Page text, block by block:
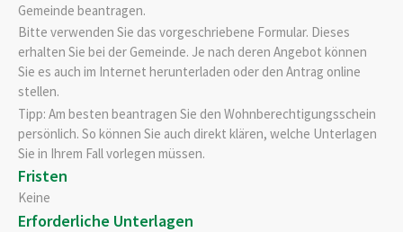
Gemeinde beantragen.
Bitte verwenden Sie das vorgeschriebene Formular. Dieses
erhalten Sie bei der Gemeinde. Je nach deren Angebot können
Sie es auch im Internet herunterladen oder den Antrag online
stellen.
Tipp: Am besten beantragen Sie den Wohnberechtigungsschein
persönlich. So können Sie auch direkt klären, welche Unterlagen
Sie in Ihrem Fall vorlegen müssen.
Fristen
Keine
Erforderliche Unterlagen